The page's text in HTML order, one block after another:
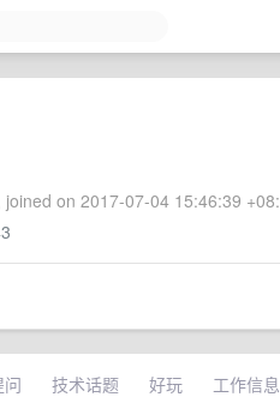
on 2017-07-04 15:46:39
问 技术话题 好玩 工作信息